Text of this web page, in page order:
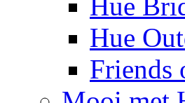
Hue
Friends